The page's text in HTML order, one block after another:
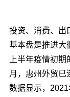
投资、消费、出
基本盘是推进大
上半年疫情初
月，惠州外贸已
数据显示，